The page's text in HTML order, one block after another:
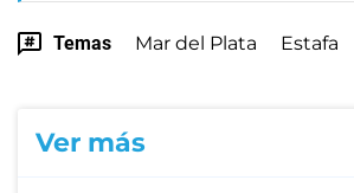
Temas Mar del Plata Estafa
Ver más